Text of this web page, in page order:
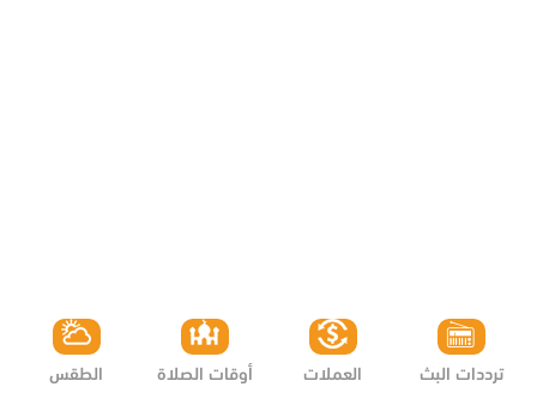
الطقس أوقات الصلاة العملات ترددات البث